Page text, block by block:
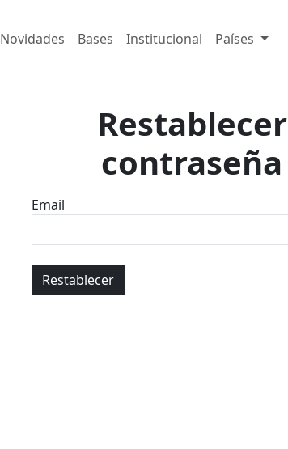
Novidades Bases Institucional Países
Restablecer
contraseña
Email
Restablecer